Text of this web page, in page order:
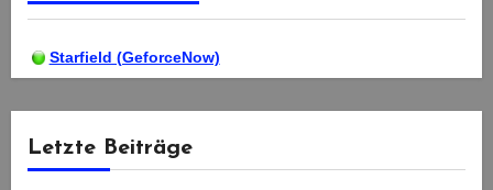
Starfield (GeforceNow)
Letzte Beiträge